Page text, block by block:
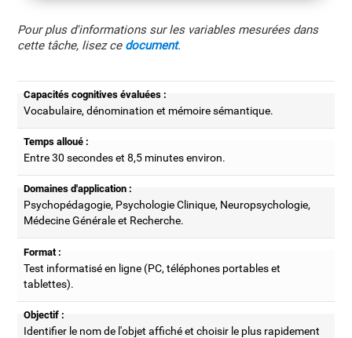
Pour plus d'informations sur les variables mesurées dans
cette tâche, lisez ce document.
Capacités cognitives évaluées :
Vocabulaire, dénomination et mémoire sémantique.
Temps alloué :
Entre 30 secondes et 8,5 minutes environ.
Domaines d'application :
Psychopédagogie, Psychologie Clinique, Neuropsychologie,
Médecine Générale et Recherche.
Format :
Test informatisé en ligne (PC, téléphones portables et
tablettes).
Objectif :
Identifier le nom de l'objet affiché et choisir le plus rapidement